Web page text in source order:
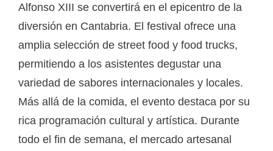
Alfonso XIII se convertirá en el epicentro de la
diversión en Cantabria. El festival ofrece una
amplia selección de street food y food trucks,
permitiendo a los asistentes degustar una
variedad de sabores internacionales y locales.
Más allá de la comida, el evento destaca por su
rica programación cultural y artística. Durante
todo el fin de semana, el mercado artesanal